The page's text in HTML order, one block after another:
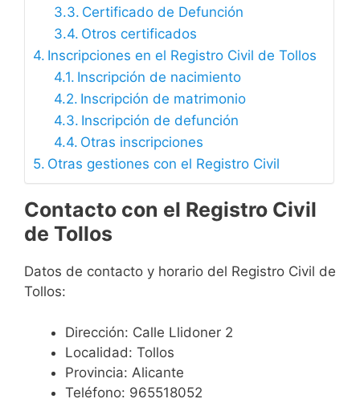
Certificado de Defunción
Otros certificados
Inscripciones en el Registro Civil de Tollos
Inscripción de nacimiento
Inscripción de matrimonio
Inscripción de defunción
Otras inscripciones
Otras gestiones con el Registro Civil
Contacto con el Registro Civil
de Tollos
Datos de contacto y horario del Registro Civil de
Tollos:
Dirección: Calle Llidoner 2
Localidad: Tollos
Provincia: Alicante
Teléfono: 965518052